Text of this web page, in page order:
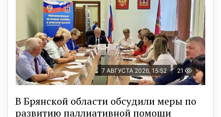
7 АВГУСТА 2026, 15:52 21
В Брянской области обсудили меры по
развитию паллиативной помощи